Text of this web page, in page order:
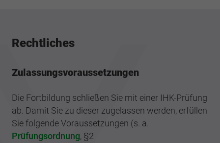
Rechtliches
Zulassungsvoraussetzungen
Die Fortbildung schließen Sie mit einer IHK-Prüfung
ab. Damit Sie zu dieser zugelassen werden, erfüllen
Sie folgende Voraussetzungen (s. a.
Prüfungsordnung, §2